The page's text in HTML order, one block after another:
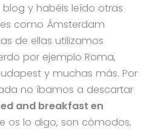
blog y habéis leído otras
como Ámsterdam
de ellas utilizamos
por ejemplo Roma,
y muchas más. Por
no íbamos a descartar
and breakfast en
os lo digo, son cómodos,